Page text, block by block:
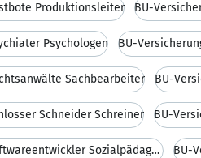
Produktionsleiter BU-
Psychologen BU-
Sachbearbeiter BU-
Schneider Schreiner BU-
BU-Versicherung Softwareentwickler Sozialpädagoge BU-